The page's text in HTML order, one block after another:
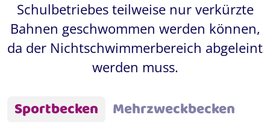
Schulbetriebes teilweise nur verkürzte
Bahnen geschwommen werden können,
da der Nichtschwimmerbereich abgeleint
werden muss.
Sportbecken Mehrzweckbecken